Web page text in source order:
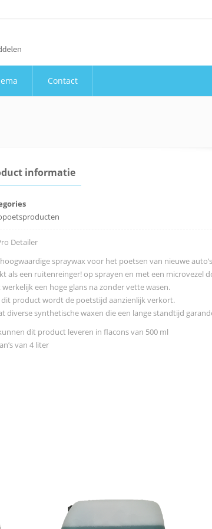
Contact
informatie
Detailer
spraywax voor het poetsen van nieuwe
als een ruitenreinger! op sprayen en met een microvezel
werkelijk een hoge glans na zonder vette wasen.
product wordt de poetstijd aanzienlijk verkort.
diverse synthetische waxen die een lange standtijd
dit product leveren in flacons van 500 ml
van 4 liter